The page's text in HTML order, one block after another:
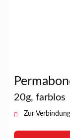
20g, farblos
Zur